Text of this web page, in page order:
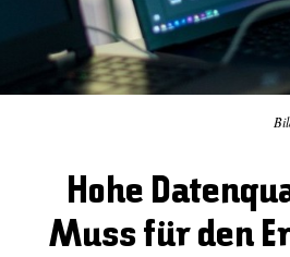
Hohe
Muss für den